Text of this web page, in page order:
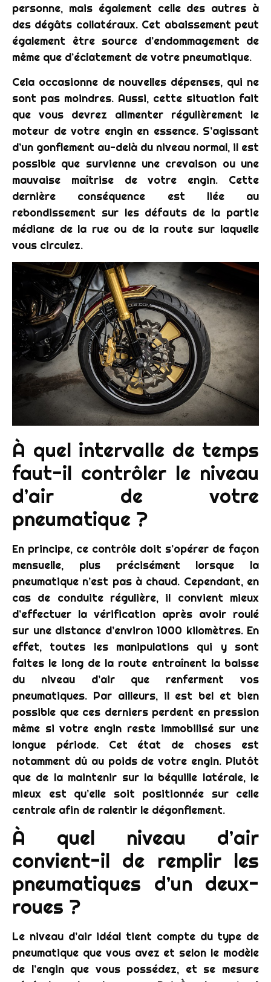
personne, mais également celle des autres à
des dégâts collatéraux. Cet abaissement peut
également être source d’endommagement de
même que d’éclatement de votre pneumatique.
Cela occasionne de nouvelles dépenses, qui ne
sont pas moindres. Aussi, cette situation fait
que vous devrez alimenter régulièrement le
moteur de votre engin en essence. S’agissant
d’un gonflement au-delà du niveau normal, il est
possible que survienne une crevaison ou une
mauvaise maîtrise de votre engin. Cette
dernière conséquence est liée au
rebondissement sur les défauts de la partie
médiane de la rue ou de la route sur laquelle
vous circulez.
À quel intervalle de temps
faut-il contrôler le niveau
d’air de votre
pneumatique ?
En principe, ce contrôle doit s’opérer de façon
mensuelle, plus précisément lorsque la
pneumatique n’est pas à chaud. Cependant, en
cas de conduite régulière, il convient mieux
d’effectuer la vérification après avoir roulé
sur une distance d’environ 1000 kilomètres. En
effet, toutes les manipulations qui y sont
faites le long de la route entraînent la baisse
du niveau d’air que renferment vos
pneumatiques. Par ailleurs, il est bel et bien
possible que ces derniers perdent en pression
même si votre engin reste immobilisé sur une
longue période. Cet état de choses est
notamment dû au poids de votre engin. Plutôt
que de la maintenir sur la béquille latérale, le
mieux est qu’elle soit positionnée sur celle
centrale afin de ralentir le dégonflement.
À quel niveau d’air
convient-il de remplir les
pneumatiques d’un deux-
roues ?
Le niveau d’air idéal tient compte du type de
pneumatique que vous avez et selon le modèle
de l’engin que vous possédez, et se mesure